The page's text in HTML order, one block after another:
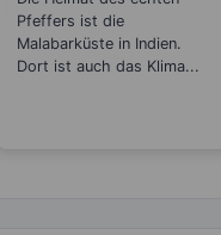
Sorten
Pfeffers ist die
Malabarküste in Indien.
Dort ist auch das Klima...